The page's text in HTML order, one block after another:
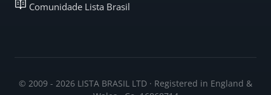
Comunidade Lista Brasil
© 2009 - 2026 LISTA BRASIL LTD · Registered in England &